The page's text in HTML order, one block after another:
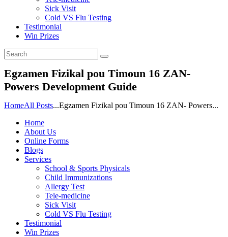
Sick Visit
Cold VS Flu Testing
Testimonial
Win Prizes
Egzamen Fizikal pou Timoun 16 ZAN-
Powers Development Guide
HomeAll Posts...Egzamen Fizikal pou Timoun 16 ZAN- Powers...
Home
About Us
Online Forms
Blogs
Services
School & Sports Physicals
Child Immunizations
Allergy Test
Tele-medicine
Sick Visit
Cold VS Flu Testing
Testimonial
Win Prizes